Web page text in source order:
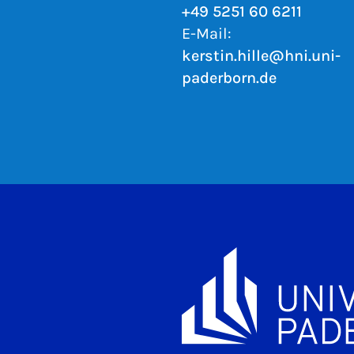
+49 5251 60 6211
E-Mail:
kerstin.hille@hni.uni-
paderborn.de